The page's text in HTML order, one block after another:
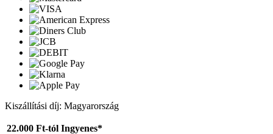
Kiszállítási díj: Magyarország
22.000 Ft-tól Ingyenes*